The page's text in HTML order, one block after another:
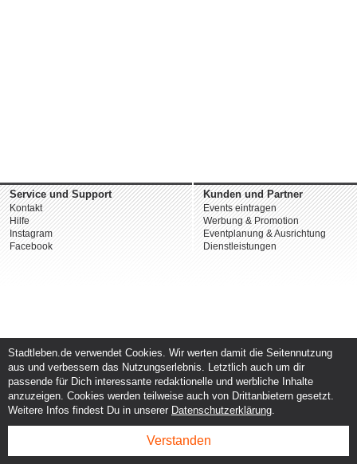
Service und Support
Kontakt
Hilfe
Instagram
Facebook
Kunden und Partner
Events eintragen
Werbung & Promotion
Eventplanung & Ausrichtung
Dienstleistungen
Stadtleben.de verwendet Cookies. Wir werten damit die Seitennutzung
aus und verbessern das Nutzungserlebnis. Letztlich auch um dir
passende für Dich interessante redaktionelle und werbliche Inhalte
anzuzeigen. Cookies werden teilweise auch von Drittanbietern gesetzt.
Weitere Infos findest Du in unserer Datenschutzerklärung.
Verstanden